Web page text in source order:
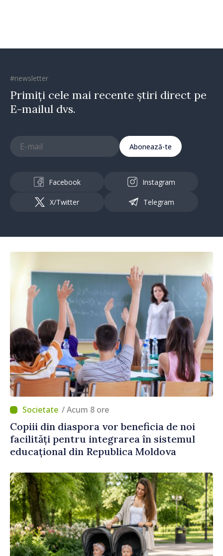
#newsletter
Primiți cele mai recente știri direct pe
E-mailul dvs.
Abonează-te
Facebook Instagram
X/Twitter Telegram
/ Acum 8 ore
Copiii din diaspora vor beneficia de noi
facilități pentru integrarea în sistemul
educațional din Republica Moldova